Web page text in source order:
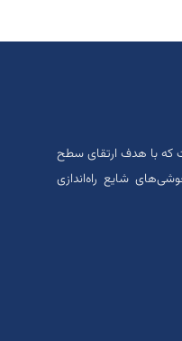
که با هدف ارتقای سطح
شایع راه‌اندازی